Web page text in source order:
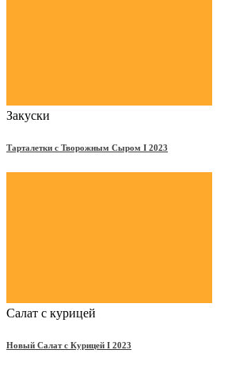
Закуски
Тарталетки с Творожным Сыром Ι 2023
Салат с курицей
Новый Салат с Курицей Ι 2023